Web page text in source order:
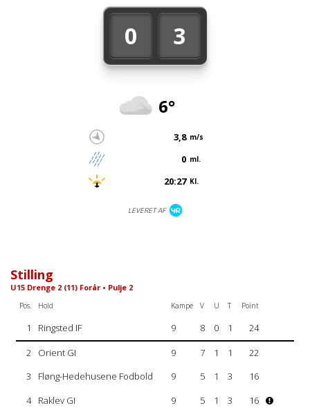
0 3
6°
3,8 m/s
0 ml.
20:27 Kl.
LEVERET AF
Stilling
U15 Drenge 2 (11) Forår • Pulje 2
Pos. Hold Kampe V U T Point
1 Ringsted IF 9 8 0 1
24
2
Orient GI 9 7 1 1
22
3
Fløng-Hedehusene Fodbold 9 5 1 3
16
4
Raklev GI 9 5 1 3
16